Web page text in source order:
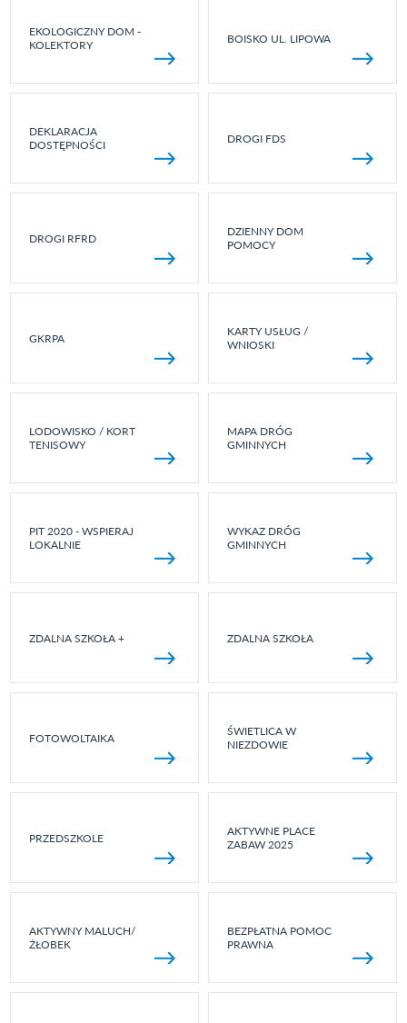
EKOLOGICZNY DOM -
KOLEKTORY
BOISKO UL. LIPOWA
DEKLARACJA
DOSTĘPNOŚCI
DROGI FDS
DROGI RFRD
DZIENNY DOM
POMOCY
GKRPA
KARTY USŁUG /
WNIOSKI
LODOWISKO / KORT
TENISOWY
MAPA DRÓG
GMINNYCH
PIT 2020 - WSPIERAJ
LOKALNIE
WYKAZ DRÓG
GMINNYCH
ZDALNA SZKOŁA + ZDALNA SZKOŁA
FOTOWOLTAIKA
ŚWIETLICA W
NIEZDOWIE
PRZEDSZKOLE
AKTYWNE PLACE
ZABAW 2025
AKTYWNY MALUCH/
ŻŁOBEK
BEZPŁATNA POMOC
PRAWNA